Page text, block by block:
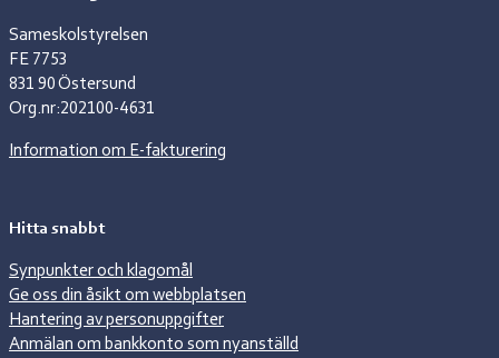
Sameskolstyrelsen
FE 7753
831 90 Östersund
Org.nr:202100-4631
Information om E-fakturering
Hitta snabbt
Synpunkter och klagomål
Ge oss din åsikt om webbplatsen
Hantering av personuppgifter
Anmälan om bankkonto som nyanställd